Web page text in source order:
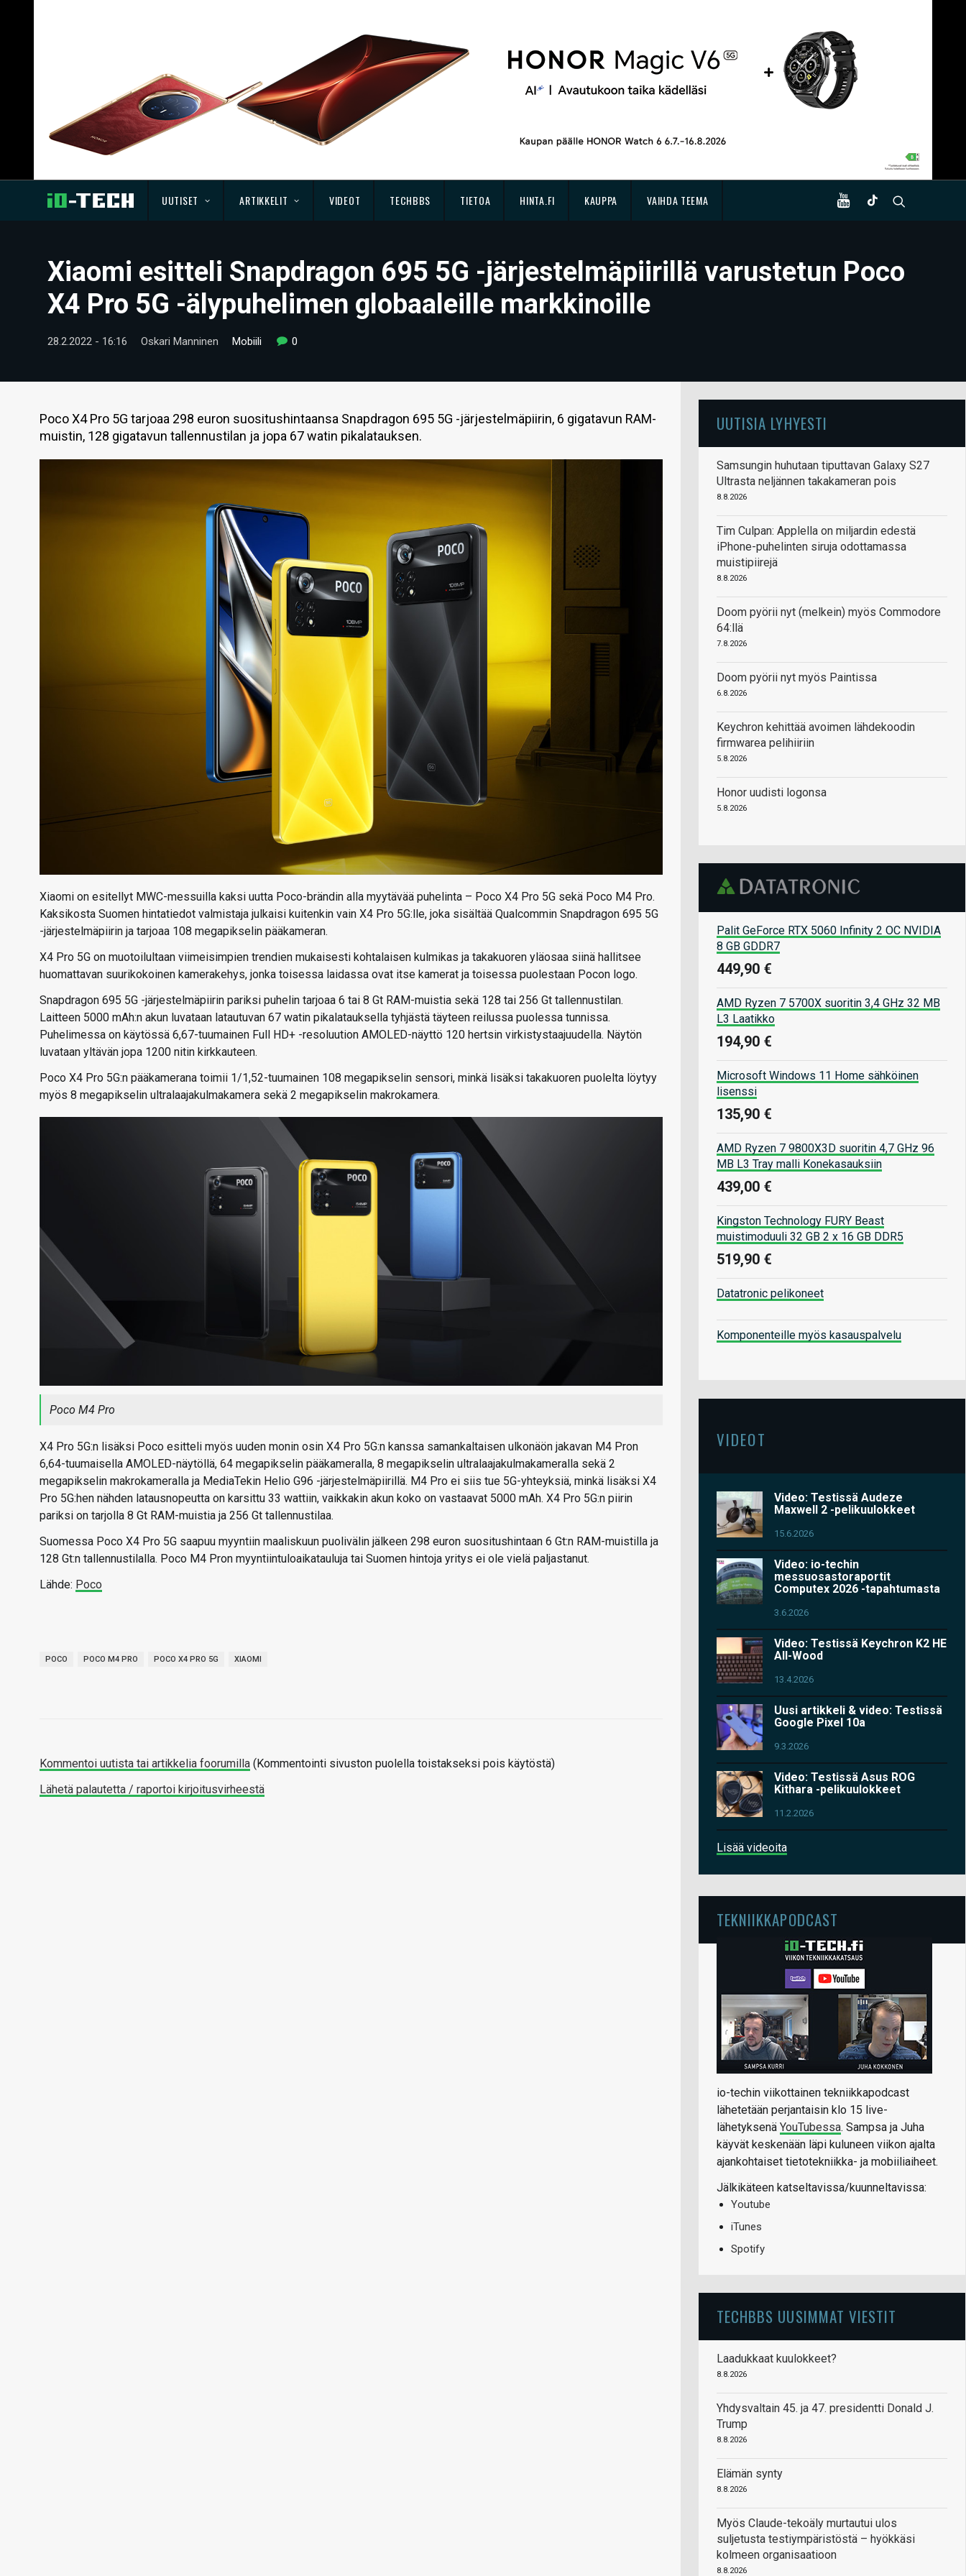
UUTISET ARTIKKELIT VIDEOT TECHBBS TIETOA HINTA.FI KAUPPA VAIHDA TEEMA
Xiaomi esitteli Snapdragon 695 5G -järjestelmäpiirillä varustetun Poco
X4 Pro 5G -älypuhelimen globaaleille markkinoille
28.2.2022 - 16:16 Oskari Manninen Mobiili 0
Poco X4 Pro 5G tarjoaa 298 euron suositushintaansa Snapdragon 695 5G -järjestelmäpiirin, 6 gigatavun RAM-
muistin, 128 gigatavun tallennustilan ja jopa 67 watin pikalatauksen.
Xiaomi on esitellyt MWC-messuilla kaksi uutta Poco-brändin alla myytävää puhelinta – Poco X4 Pro 5G sekä Poco M4 Pro.
Kaksikosta Suomen hintatiedot valmistaja julkaisi kuitenkin vain X4 Pro 5G:lle, joka sisältää Qualcommin Snapdragon 695 5G
-järjestelmäpiirin ja tarjoaa 108 megapikselin pääkameran.
X4 Pro 5G on muotoilultaan viimeisimpien trendien mukaisesti kohtalaisen kulmikas ja takakuoren yläosaa siinä hallitsee
huomattavan suurikokoinen kamerakehys, jonka toisessa laidassa ovat itse kamerat ja toisessa puolestaan Pocon logo.
Snapdragon 695 5G -järjestelmäpiirin pariksi puhelin tarjoaa 6 tai 8 Gt RAM-muistia sekä 128 tai 256 Gt tallennustilan.
Laitteen 5000 mAh:n akun luvataan latautuvan 67 watin pikalatauksella tyhjästä täyteen reilussa puolessa tunnissa.
Puhelimessa on käytössä 6,67-tuumainen Full HD+ -resoluution AMOLED-näyttö 120 hertsin virkistystaajuudella. Näytön
luvataan yltävän jopa 1200 nitin kirkkauteen.
Poco X4 Pro 5G:n pääkamerana toimii 1/1,52-tuumainen 108 megapikselin sensori, minkä lisäksi takakuoren puolelta löytyy
myös 8 megapikselin ultralaajakulmakamera sekä 2 megapikselin makrokamera.
Poco M4 Pro
X4 Pro 5G:n lisäksi Poco esitteli myös uuden monin osin X4 Pro 5G:n kanssa samankaltaisen ulkonäön jakavan M4 Pron
6,64-tuumaisella AMOLED-näytöllä, 64 megapikselin pääkameralla, 8 megapikselin ultralaajakulmakameralla sekä 2
megapikselin makrokameralla ja MediaTekin Helio G96 -järjestelmäpiirillä. M4 Pro ei siis tue 5G-yhteyksiä, minkä lisäksi X4
Pro 5G:hen nähden latausnopeutta on karsittu 33 wattiin, vaikkakin akun koko on vastaavat 5000 mAh. X4 Pro 5G:n piirin
pariksi on tarjolla 8 Gt RAM-muistia ja 256 Gt tallennustilaa.
Suomessa Poco X4 Pro 5G saapuu myyntiin maaliskuun puolivälin jälkeen 298 euron suositushintaan 6 Gt:n RAM-muistilla ja
128 Gt:n tallennustilalla. Poco M4 Pron myyntiintuloaikatauluja tai Suomen hintoja yritys ei ole vielä paljastanut.
Lähde: Poco
POCO POCO M4 PRO POCO X4 PRO 5G XIAOMI
Kommentoi uutista tai artikkelia foorumilla (Kommentointi sivuston puolella toistakseksi pois käytöstä)
Lähetä palautetta / raportoi kirjoitusvirheestä
UUTISIA LYHYESTI
Samsungin huhutaan tiputtavan Galaxy S27
Ultrasta neljännen takakameran pois
8.8.2026
Tim Culpan: Applella on miljardin edestä
iPhone-puhelinten siruja odottamassa
muistipiirejä
8.8.2026
Doom pyörii nyt (melkein) myös Commodore
64:llä
7.8.2026
Doom pyörii nyt myös Paintissa
6.8.2026
Keychron kehittää avoimen lähdekoodin
firmwarea pelihiiriin
5.8.2026
Honor uudisti logonsa
5.8.2026
Palit GeForce RTX 5060 Infinity 2 OC NVIDIA
8 GB GDDR7
449,90 €
AMD Ryzen 7 5700X suoritin 3,4 GHz 32 MB
L3 Laatikko
194,90 €
Microsoft Windows 11 Home sähköinen
lisenssi
135,90 €
AMD Ryzen 7 9800X3D suoritin 4,7 GHz 96
MB L3 Tray malli Konekasauksiin
439,00 €
Kingston Technology FURY Beast
muistimoduuli 32 GB 2 x 16 GB DDR5
519,90 €
Datatronic pelikoneet
Komponenteille myös kasauspalvelu
VIDEOT
Video: Testissä Audeze
Maxwell 2 -pelikuulokkeet
15.6.2026
Video: io-techin
messuosastoraportit
Computex 2026 -tapahtumasta
3.6.2026
Video: Testissä Keychron K2 HE
All-Wood
13.4.2026
Uusi artikkeli & video: Testissä
Google Pixel 10a
9.3.2026
Video: Testissä Asus ROG
Kithara -pelikuulokkeet
11.2.2026
Lisää videoita
TEKNIIKKAPODCAST
io-techin viikottainen tekniikkapodcast
lähetetään perjantaisin klo 15 live-
lähetyksenä YouTubessa. Sampsa ja Juha
käyvät keskenään läpi kuluneen viikon ajalta
ajankohtaiset tietotekniikka- ja mobiiliaiheet.
Jälkikäteen katseltavissa/kuunneltavissa:
Youtube
iTunes
Spotify
TECHBBS UUSIMMAT VIESTIT
Laadukkaat kuulokkeet?
8.8.2026
Yhdysvaltain 45. ja 47. presidentti Donald J.
Trump
8.8.2026
Elämän synty
8.8.2026
Myös Claude-tekoäly murtautui ulos
suljetusta testiympäristöstä – hyökkäsi
kolmeen organisaatioon
8.8.2026